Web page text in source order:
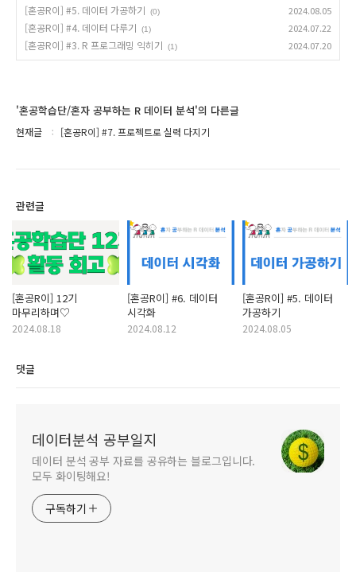
[혼공R이] #5. 데이터 가공하기 (0) 2024.08.05
[혼공R이] #4. 데이터 다루기 (1) 2024.07.22
[혼공R이] #3. R 프로그래밍 익히기 (1) 2024.07.20
'혼공학습단/혼자 공부하는 R 데이터 분석'의 다른글
현재글 [혼공R이] #7. 프로젝트로 실력 다지기
관련글
[혼공R이] 12기
마무리하며♡
2024.08.18
[혼공R이] #6. 데이터
시각화
2024.08.12
[혼공R이] #5. 데이터
가공하기
2024.08.05
댓글
데이터분석 공부일지
데이터 분석 공부 자료를 공유하는 블로그입니다.
모두 화이팅해요!
구독하기